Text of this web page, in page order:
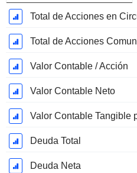
Total de Acciones
Valor Contable / Acción
Valor Contable Neto
Valor Contable Tangible
Deuda Total
Deuda Neta